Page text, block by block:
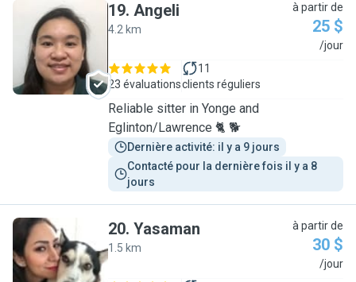
A
19. Angeli
4.2 km
à partir de
25 $
/jour
23 évaluations
11
clients réguliers
Reliable sitter in Yonge and
Eglinton/Lawrence 🐈 🐕
Dernière activité: il y a 9 jours
Contacté pour la dernière fois il y a 8
jours
Y
20. Yasaman
1.5 km
à partir de
30 $
/jour